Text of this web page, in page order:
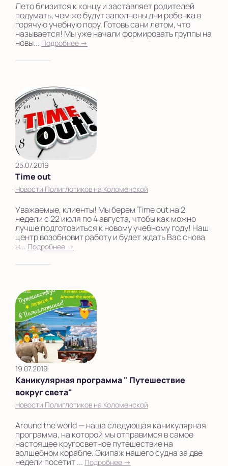
Лето близится к концу и заставляет родителей
подумать, чем же будут заполнены дни ребенка в
горячую учебную пору. Готовь сани летом, что
называется! Мы уже начали формировать группы на
новы... Подробнее →
25.07.2019
Time out
Новости Полиглотиков на Коломенской
Уважаемые, клиенты! Мы берем Time out на 2
недели с 22 июля по 4 августа, чтобы как можно
лучше подготовиться к новому учебному году! Наш
центр возобновит работу и будет ждать Вас снова
н... Подробнее →
19.07.2019
Каникулярная программа " Путешествие
вокруг света"
Новости Полиглотиков на Коломенской
Around the world — наша следующая каникулярная
программа, на которой мы отправимся в самое
настоящее кругосветное путешествие на
волшебном корабле. Экипаж нашего судна за две
недели посетит ... Подробнее →